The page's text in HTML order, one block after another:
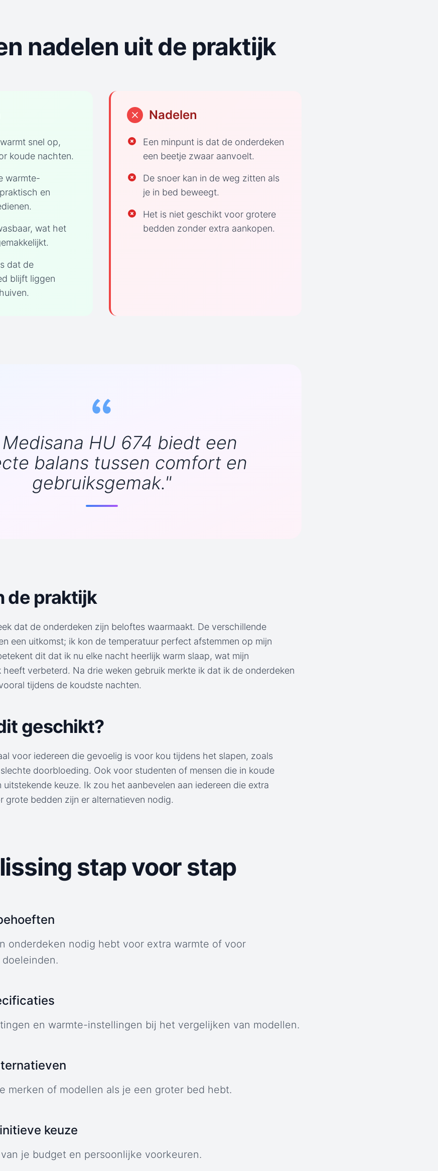
nadelen uit de praktijk
snel op,
koude nachten.
warmte-
en
wat het
dat de
blijft liggen
Nadelen
Een minpunt is dat de onderdeken
een beetje zwaar aanvoelt.
De snoer kan in de weg zitten als
je in bed beweegt.
Het is niet geschikt voor grotere
bedden zonder extra aankopen.
HU 674 biedt een
balans tussen comfort en
gebruiksgemak."
de praktijk
dat de onderdeken zijn beloftes waarmaakt. De verschillende
een uitkomst; ik kon de temperatuur perfect afstemmen op mijn
dit dat ik nu elke nacht heerlijk warm slaap, wat mijn
heeft verbeterd. Na drie weken gebruik merkte ik dat ik de onderdeken
tijdens de koudste nachten.
geschikt?
voor iedereen die gevoelig is voor kou tijdens het slapen, zoals
doorbloeding. Ook voor studenten of mensen die in koude
uitstekende keuze. Ik zou het aanbevelen aan iedereen die extra
grote bedden zijn er alternatieven nodig.
stap voor stap
onderdeken nodig hebt voor extra warmte of voor
en warmte-instellingen bij het vergelijken van modellen.
merken of modellen als je een groter bed hebt.
keuze
je budget en persoonlijke voorkeuren.